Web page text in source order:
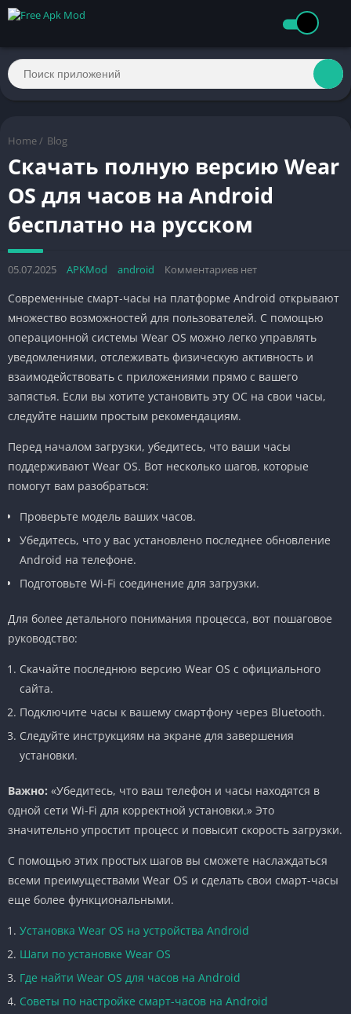
Home / Blog
Скачать полную версию Wear
OS для часов на Android
бесплатно на русском
05.07.2025 APKMod android Комментариев нет
Современные смарт-часы на платформе Android открывают
множество возможностей для пользователей. С помощью
операционной системы Wear OS можно легко управлять
уведомлениями, отслеживать физическую активность и
взаимодействовать с приложениями прямо с вашего
запястья. Если вы хотите установить эту ОС на свои часы,
следуйте нашим простым рекомендациям.
Перед началом загрузки, убедитесь, что ваши часы
поддерживают Wear OS. Вот несколько шагов, которые
помогут вам разобраться:
Проверьте модель ваших часов.
Убедитесь, что у вас установлено последнее обновление
Android на телефоне.
Подготовьте Wi-Fi соединение для загрузки.
Для более детального понимания процесса, вот пошаговое
руководство:
Скачайте последнюю версию Wear OS с официального
сайта.
Подключите часы к вашему смартфону через Bluetooth.
Следуйте инструкциям на экране для завершения
установки.
Важно: «Убедитесь, что ваш телефон и часы находятся в
одной сети Wi-Fi для корректной установки.» Это
значительно упростит процесс и повысит скорость загрузки.
С помощью этих простых шагов вы сможете наслаждаться
всеми преимуществами Wear OS и сделать свои смарт-часы
еще более функциональными.
Установка Wear OS на устройства Android
Шаги по установке Wear OS
Где найти Wear OS для часов на Android
Советы по настройке смарт-часов на Android